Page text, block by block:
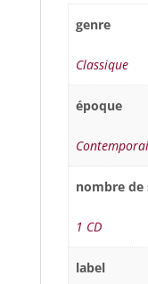
genre
Classique
époque
nombre
1 CD
label